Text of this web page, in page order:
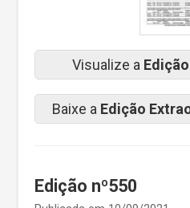
Visualize a
Baixe a Edição
Edição nº550